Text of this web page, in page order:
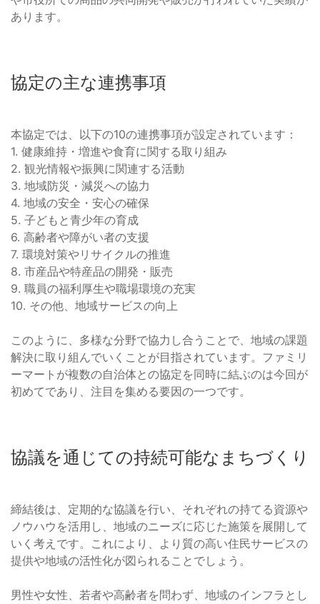
あります。
協定の主な連携事項
本協定では、以下の10の連携事項が設定されています：
1. 健康維持・増進や食育に関する取り組み
2. 観光情報や振興に関連する活動
3. 地域防災・減災への協力
4. 地域の安全・安心の確保
5. 子どもと青少年の育成
6. 高齢者や障がい者の支援
7. 環境対策やリサイクルの推進
8. 市産品や特産品の開発・販売
9. 職員の福利厚生や職場環境の充実
10. その他、地域サービスの向上
このように、多様な分野で協力し合うことで、地域の課題
解決に取り組んでいくことが目指されています。ファミリ
ーマートが複数の自治体との協定を同時に結ぶのは今回が
初めてであり、注目を集める要因の一つです。
協議を通じての持続可能なまちづくり
締結後は、定期的な協議を行い、それぞれの持てる資源や
ノウハウを活用し、地域のニーズに応じた施策を展開して
いく考えです。これにより、より質の高い住民サービスの
提供や地域の活性化が図られることでしょう。
男性や女性、若者や高齢者を問わず、地域のインフラとし